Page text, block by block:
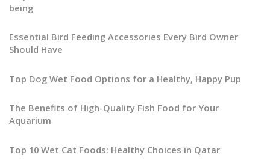
being
Essential Bird Feeding Accessories Every Bird Owner
Should Have
Top Dog Wet Food Options for a Healthy, Happy Pup
The Benefits of High-Quality Fish Food for Your
Aquarium
Top 10 Wet Cat Foods: Healthy Choices in Qatar